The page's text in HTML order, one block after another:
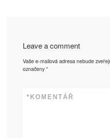
Leave a comment
Vaše e-mailová adresa nebude
označeny*
KOMENTÁŘ
*